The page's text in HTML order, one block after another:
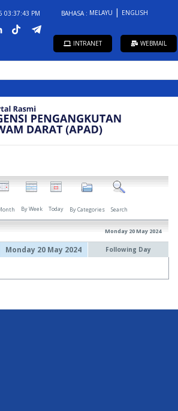
03:37:43 PM BAHASA : MELAYU ENGLISH
INTRANET WEBMAIL
By Week Today By Categories Search
Monday 20 May 2024
Monday 20 May 2024 Following Day